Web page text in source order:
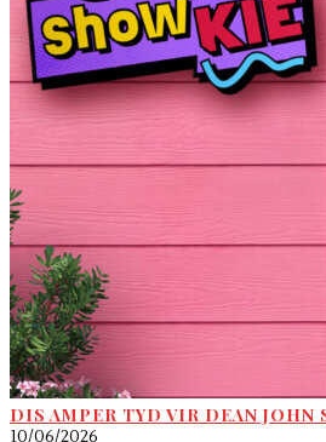
DIS AMPER TYD VIR DEAN JOHN
10/06/2026